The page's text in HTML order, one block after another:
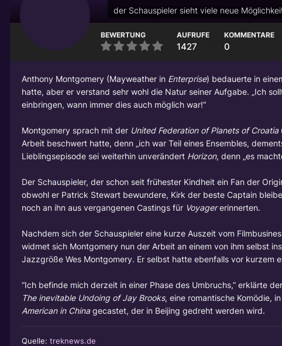
der Schauspieler sieht viele neue
BEWERTUNG AUFRUFE
1427
KOMMENTARE
0
Anthony Montgomery (Mayweather in Enterprise) bedauerte in
hatte, aber er verstand sehr wohl die Natur seiner Aufgabe. „Ich
einbringen, wann immer dies auch möglich war!“
Montgomery sprach mit der United Federation of Planets of Croatia
Arbeit beschwert hatte, denn „ich war Teil eines Ensembles,
Lieblingsepisode sei weiterhin unverändert Horizon, denn „es
Der Schauspieler, der schon seit frühester Kindheit ein Fan der
obwohl er Patrick Stewart bewundere, Kirk der beste Captain
noch an ihn aus vergangenen Castings für Voyagererinnerten.
Nachdem sich der Schauspieler eine kurze Auszeit vom
widmet sich Montgomery nun der Arbeit an einem von ihm selbst
Jazzgröße Wes Montgomery. Er selbst hatte ebenfalls vor
“Ich befinde mich derzeit in einer Phase des Umbruchs,” erklärte
The inevitable Undoing of Jay Brooks, eine romantische Komödie,
American in Chinagecastet, der in Beijing gedreht werden wird.
Quelle: treknews.de